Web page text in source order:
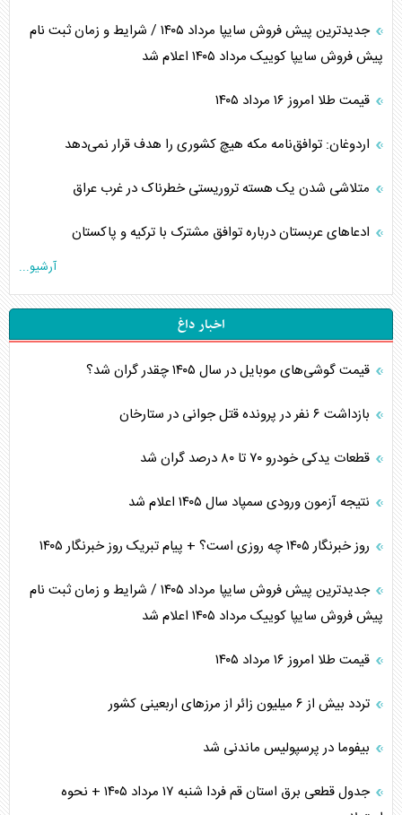
جدیدترین پیش فروش سایپا مرداد ۱۴۰۵ / شرایط و زمان ثبت نام
پیش فروش سایپا کوییک مرداد ۱۴۰۵ اعلام شد
قیمت طلا امروز ۱۶ مرداد ۱۴۰۵
اردوغان: توافق‌نامه مکه هیچ کشوری را هدف قرار نمی‌دهد
متلاشی شدن یک هسته تروریستی خطرناک در غرب عراق
ادعاهای عربستان درباره توافق مشترک با ترکیه و پاکستان
آرشیو...
اخبار داغ
قیمت گوشی‌های موبایل در سال ۱۴۰۵ چقدر گران شد؟
بازداشت ۶ نفر در پرونده قتل جوانی در ستارخان
قطعات یدکی خودرو ۷۰ تا ۸۰ درصد گران شد
نتیجه آزمون ورودی سمپاد سال ۱۴۰۵ اعلام شد
روز خبرنگار ۱۴۰۵ چه روزی است؟ + پیام تبریک روز خبرنگار ۱۴۰۵
جدیدترین پیش فروش سایپا مرداد ۱۴۰۵ / شرایط و زمان ثبت نام
پیش فروش سایپا کوییک مرداد ۱۴۰۵ اعلام شد
قیمت طلا امروز ۱۶ مرداد ۱۴۰۵
تردد بیش از ۶ میلیون زائر از مرزهای اربعینی کشور
بیفوما در پرسپولیس ماندنی شد
جدول قطعی برق استان قم فردا شنبه ۱۷ مرداد ۱۴۰۵ + نحوه